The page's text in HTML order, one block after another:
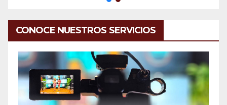
CONOCE NUESTROS SERVICIOS